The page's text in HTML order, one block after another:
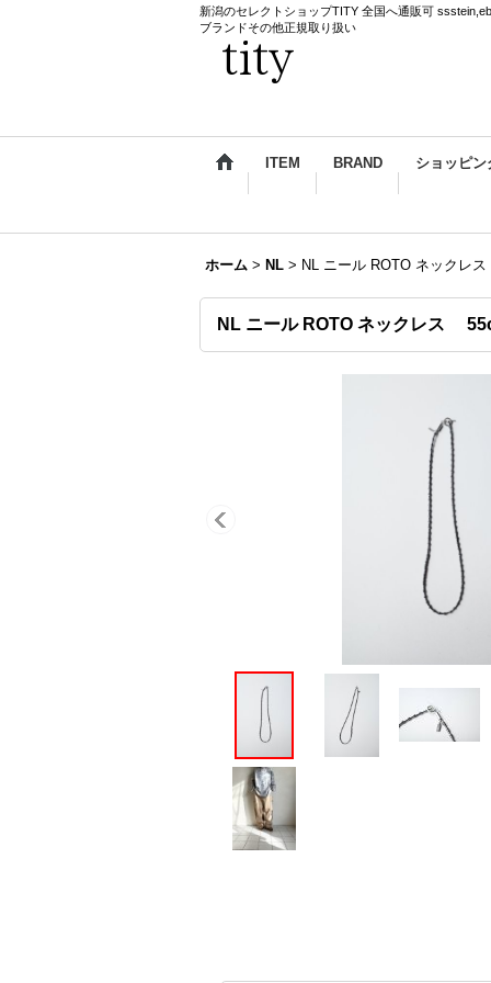
新潟のセレクトショップTITY 全国へ通販可
ブランドその他正規取り扱い
ITEM BRAND ショッピン
ホーム > NL > NL ニール ROTO ネックレ
NL ニール ROTO ネックレス